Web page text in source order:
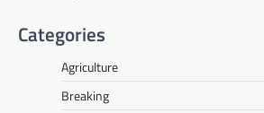
Categories
Agriculture
Breaking